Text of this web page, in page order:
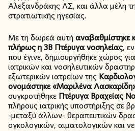
Αλεξανδράκης ΛΣ, και άλλα μέλη
στρατιωτικής ηγεσίας.
Με τη δωρεά αυτήαναβαθμίστηκε
πλήρως η 3Β Πτέρυγα νοσηλείας,
που έγινε, δημιουργήθηκε χώρος
ιατρικών και νοσηλευτικών
εξωτερικών ιατρείων της
ονομάστηκε «Μαριλένα
συγκροτήθηκε Πτέρυγα Βραχείας
πλήρους ιατρικής υποστήριξης σε
-μεταξύ άλλων- θεραπευτικών
ογκολογικών, αιματολογικών και